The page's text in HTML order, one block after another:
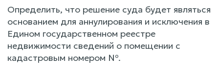
Определить, что решение суда будет являться
основанием для аннулирования и исключения в
Едином государственном реестре
недвижимости сведений о помещении с
кадастровым номером №.